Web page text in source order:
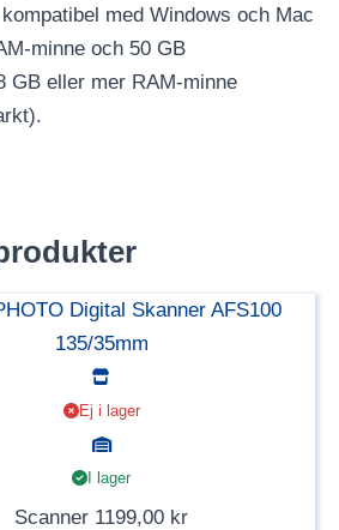
med Windows och Mac
minne och 50 GB
GB eller mer RAM-minne
Ej i lager
I lager
Scanner 1199,00 kr